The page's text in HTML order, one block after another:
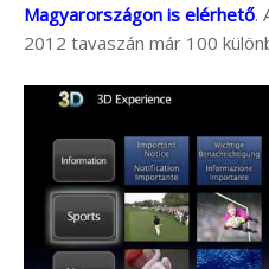
Magyarországon is elérhető.
2012 tavaszán már 100